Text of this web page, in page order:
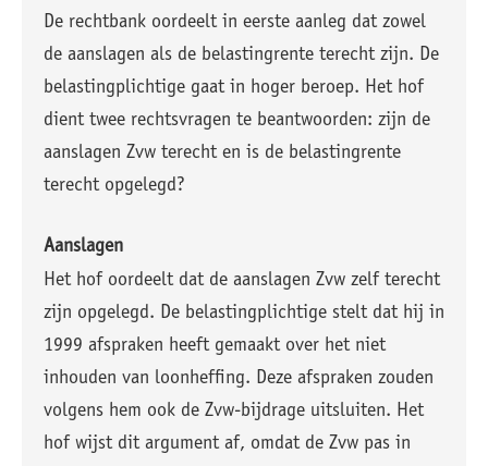
De rechtbank oordeelt in eerste aanleg dat zowel
de aanslagen als de belastingrente terecht zijn. De
belastingplichtige gaat in hoger beroep. Het hof
dient twee rechtsvragen te beantwoorden: zijn de
aanslagen Zvw terecht en is de belastingrente
terecht opgelegd?
Aanslagen
Het hof oordeelt dat de aanslagen Zvw zelf terecht
zijn opgelegd. De belastingplichtige stelt dat hij in
1999 afspraken heeft gemaakt over het niet
inhouden van loonheffing. Deze afspraken zouden
volgens hem ook de Zvw-bijdrage uitsluiten. Het
hof wijst dit argument af, omdat de Zvw pas in